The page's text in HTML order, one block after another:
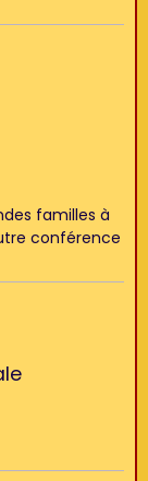
familles à
conférence